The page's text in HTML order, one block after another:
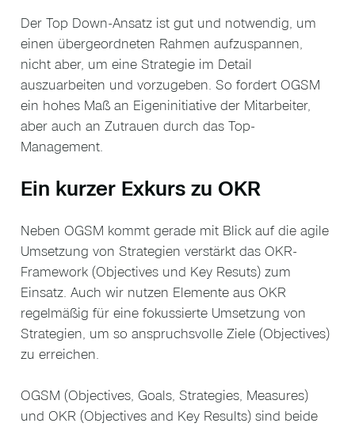
Der Top Down-Ansatz ist gut und notwendig, um
einen übergeordneten Rahmen aufzuspannen,
nicht aber, um eine Strategie im Detail
auszuarbeiten und vorzugeben. So fordert OGSM
ein hohes Maß an Eigeninitiative der Mitarbeiter,
aber auch an Zutrauen durch das Top-
Management.
Ein kurzer Exkurs zu OKR
Neben OGSM kommt gerade mit Blick auf die agile
Umsetzung von Strategien verstärkt das OKR-
Framework (Objectives und Key Resuts) zum
Einsatz. Auch wir nutzen Elemente aus OKR
regelmäßig für eine fokussierte Umsetzung von
Strategien, um so anspruchsvolle Ziele (Objectives)
zu erreichen.
OGSM (Objectives, Goals, Strategies, Measures)
und OKR (Objectives and Key Results) sind beide